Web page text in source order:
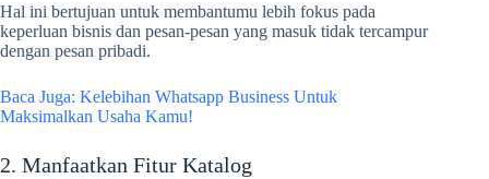
Hal ini bertujuan untuk membantumu lebih fokus pada
keperluan bisnis dan pesan-pesan yang masuk tidak tercampur
dengan pesan pribadi.
Baca Juga: Kelebihan Whatsapp Business Untuk
Maksimalkan Usaha Kamu!
2. Manfaatkan Fitur Katalog